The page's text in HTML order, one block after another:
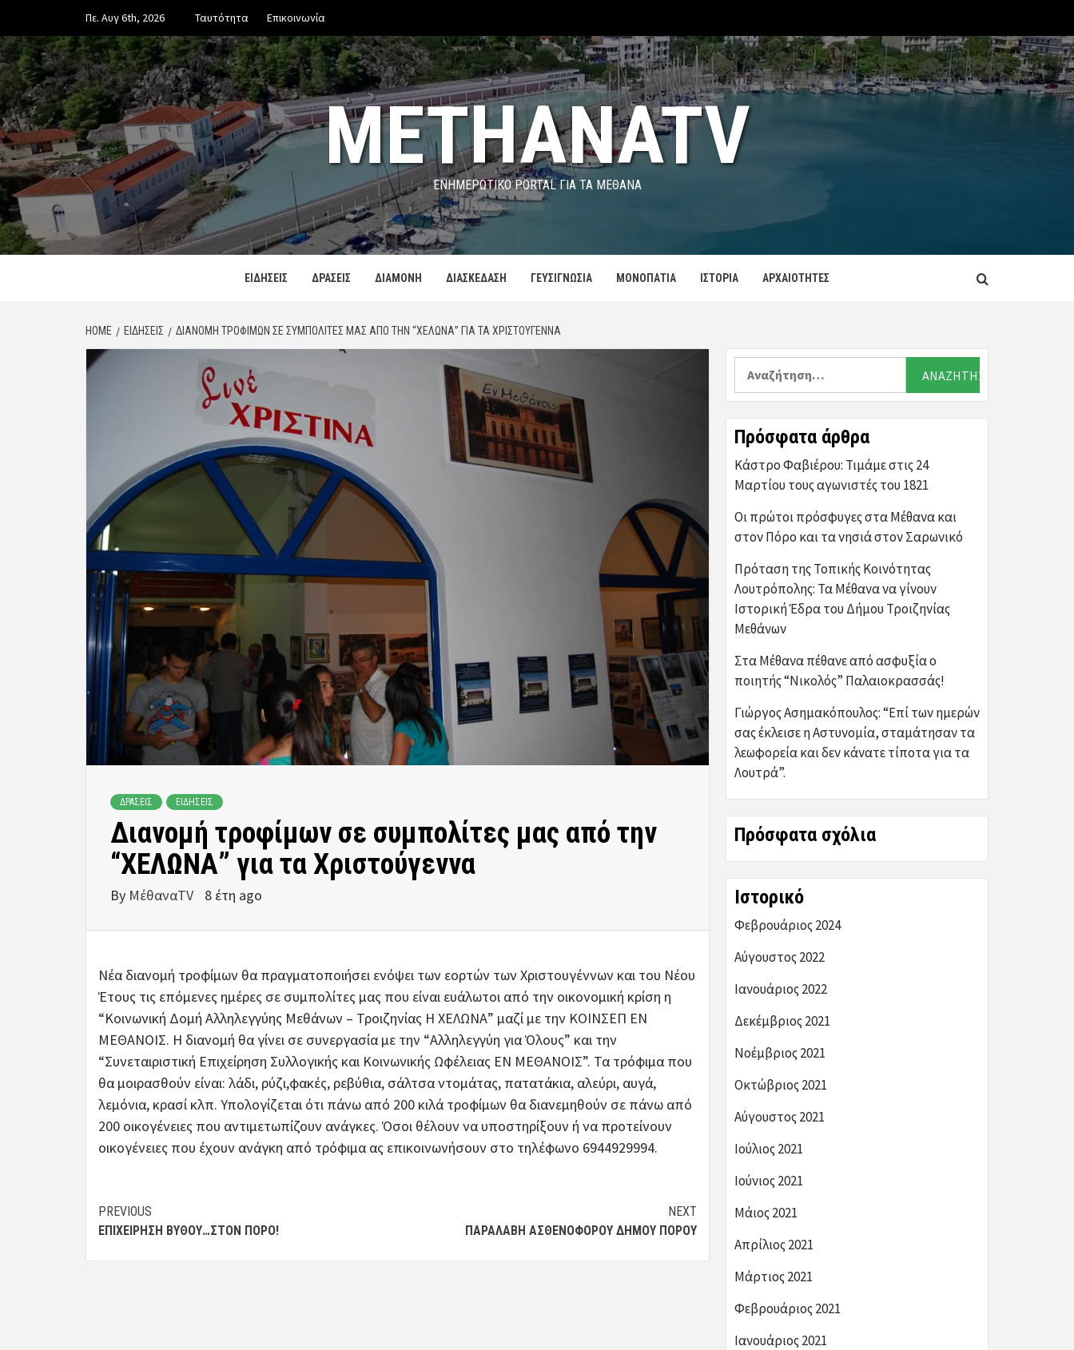
content
Πε. Αυγ 6th, 2026 Ταυτότητα Επικοινωνία
METHANATV
ΕΝΗΜΕΡΩΤΙΚΌ PORTAL ΓΙΑ ΤΑ ΜΕΘΑΝΑ
ΕΙΔΗΣΕΙΣ ΔΡΑΣΕΙΣ ΔΙΑΜΟΝΗ ΔΙΑΣΚΕΔΑΣΗ ΓΕΥΣΙΓΝΩΣΙΑ ΜΟΝΟΠΑΤΙΑ ΙΣΤΟΡΙΑ ΑΡΧΑΙΟΤΗΤΕΣ
HOME ΕΙΔΗΣΕΙΣ ΔΙΑΝΟΜΉ ΤΡΟΦΊΜΩΝ ΣΕ ΣΥΜΠΟΛΊΤΕΣ ΜΑΣ ΑΠΌ ΤΗΝ “ΧΕΛΩΝΑ” ΓΙΑ ΤΑ ΧΡΙΣΤΟΎΓΕΝΝΑ
ΔΡΑΣΕΙΣ ΕΙΔΗΣΕΙΣ
Διανομή τροφίμων σε συμπολίτες μας από την
“ΧΕΛΩΝΑ” για τα Χριστούγεννα
By ΜέθαναTV 8 έτη ago
Νέα διανομή τροφίμων θα πραγματοποιήσει ενόψει των εορτών των Χριστουγέννων και του Νέου
Έτους τις επόμενες ημέρες σε συμπολίτες μας που είναι ευάλωτοι από την οικονομική κρίση η
“Κοινωνική Δομή Αλληλεγγύης Μεθάνων – Τροιζηνίας Η ΧΕΛΩΝΑ” μαζί με την ΚΟΙΝΣΕΠ ΕΝ
ΜΕΘΑΝΟΙΣ. Η διανομή θα γίνει σε συνεργασία με την “Αλληλεγγύη για Όλους” και την
“Συνεταιριστική Επιχείρηση Συλλογικής και Κοινωνικής Ωφέλειας ΕΝ ΜΕΘΑΝΟΙΣ”. Τα τρόφιμα που
θα μοιρασθούν είναι: λάδι, ρύζι,φακές, ρεβύθια, σάλτσα ντομάτας, πατατάκια, αλεύρι, αυγά,
λεμόνια, κρασί κλπ. Υπολογίζεται ότι πάνω από 200 κιλά τροφίμων θα διανεμηθούν σε πάνω από
200 οικογένειες που αντιμετωπίζουν ανάγκες. Όσοι θέλουν να υποστηρίξουν ή να προτείνουν
οικογένειες που έχουν ανάγκη από τρόφιμα ας επικοινωνήσουν στο τηλέφωνο 6944929994.
Post
navigation
PREVIOUS
ΕΠΙΧΕΊΡΗΣΗ ΒΥΘΟΎ…ΣΤΟΝ ΠΌΡΟ!
NEXT
ΠΑΡΑΛΑΒΉ ΑΣΘΕΝΟΦΌΡΟΥ ΔΉΜΟΥ ΠΌΡΟΥ
Αναζήτηση
Πρόσφατα άρθρα
Κάστρο Φαβιέρου: Τιμάμε στις 24
Μαρτίου τους αγωνιστές του 1821
Οι πρώτοι πρόσφυγες στα Μέθανα και
στον Πόρο και τα νησιά στον Σαρωνικό
Πρόταση της Τοπικής Κοινότητας
Λουτρόπολης: Τα Μέθανα να γίνουν
Ιστορική Έδρα του Δήμου Τροιζηνίας
Μεθάνων
Στα Μέθανα πέθανε από ασφυξία ο
ποιητής “Νικολός” Παλαιοκρασσάς!
Γιώργος Ασημακόπουλος: “Επί των ημερών
σας έκλεισε η Αστυνομία, σταμάτησαν τα
λεωφορεία και δεν κάνατε τίποτα για τα
Λουτρά”.
Πρόσφατα σχόλια
Ιστορικό
Φεβρουάριος 2024
Αύγουστος 2022
Ιανουάριος 2022
Δεκέμβριος 2021
Νοέμβριος 2021
Οκτώβριος 2021
Αύγουστος 2021
Ιούλιος 2021
Ιούνιος 2021
Μάιος 2021
Απρίλιος 2021
Μάρτιος 2021
Φεβρουάριος 2021
Ιανουάριος 2021